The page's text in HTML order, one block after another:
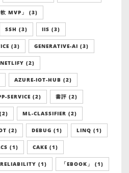
軟 MVP」 (3)
SSH (3) IIS (3)
(3) GENERATIVE-AI (3)
NETLIFY (2)
AZURE-IOT-HUB (2)
SERVICE (2) 書評 (2)
ML-CLASSIFIER (2)
(2) DEBUG (1) LINQ (1)
(1) CAKE (1)
RELIABILITY (1) 「EBOOK」 (1)